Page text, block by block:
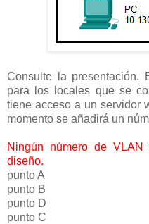
Consulte la presentación.
para los locales que se
tiene acceso a un servidor
momento se añadirá un
Ningún número de
diseño.
punto A
punto B
punto D
punto C